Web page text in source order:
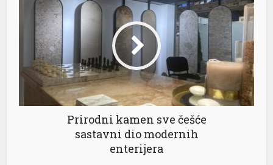
Prirodni kamen sve češće
sastavni dio modernih
enterijera